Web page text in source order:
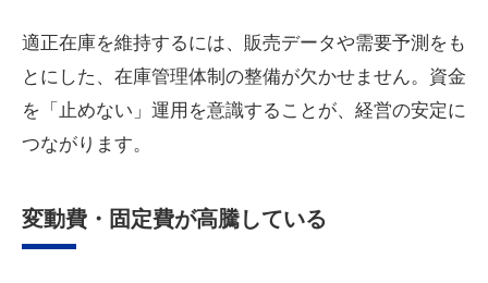
適正在庫を維持するには、販売データや需要予測をも
とにした、在庫管理体制の整備が欠かせません。資金
を「止めない」運用を意識することが、経営の安定に
つながります。
変動費・固定費が高騰している